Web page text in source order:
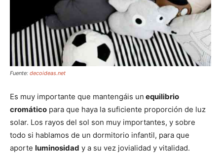
Fuente: decoideas.net
Es muy importante que mantengáis un equilibrio
cromático para que haya la suficiente proporción de luz
solar. Los rayos del sol son muy importantes, y sobre
todo si hablamos de un dormitorio infantil, para que
aporte luminosidad y a su vez jovialidad y vitalidad.